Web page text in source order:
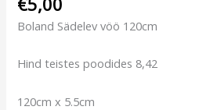
Boland Sädelev vöö 120cm
Hind teistes poodides 8,42
120cm x 5.5cm